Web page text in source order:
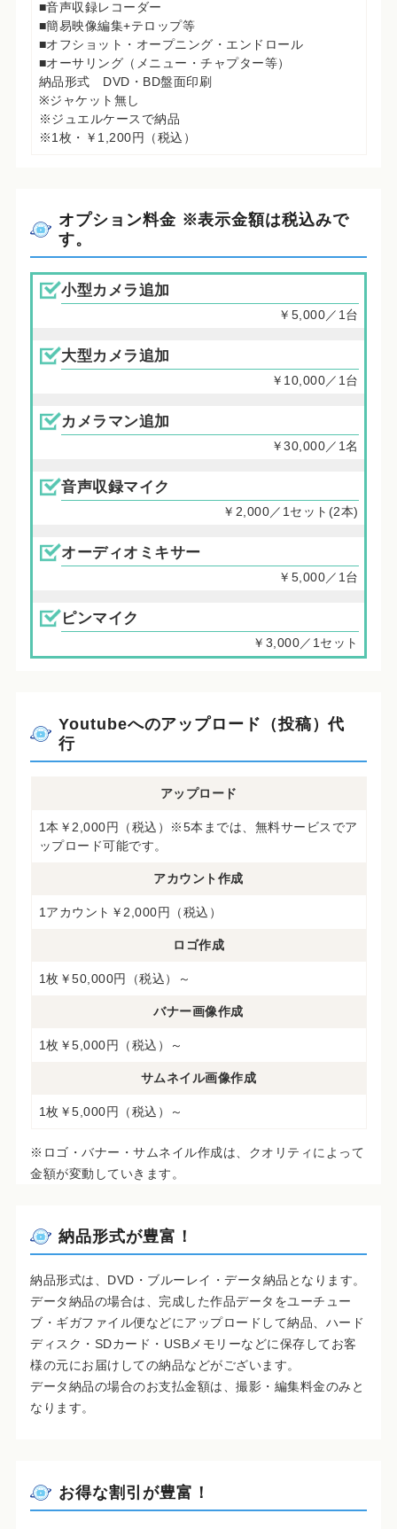
■音声収録レコーダー
■簡易映像編集+テロップ等
■オフショット・オープニング・エンドロール
■オーサリング（メニュー・チャプター等）
納品形式 DVD・BD盤面印刷
※ジャケット無し
※ジュエルケースで納品
※1枚・￥1,200円（税込）
オプション料金 ※表示金額は税込みで
す。
小型カメラ追加
￥5,000／1台
大型カメラ追加
￥10,000／1台
カメラマン追加
￥30,000／1名
音声収録マイク
￥2,000／1セット(2本)
オーディオミキサー
￥5,000／1台
ピンマイク
￥3,000／1セット
Youtubeへのアップロード（投稿）代
行
アップロード
1本￥2,000円（税込）※5本までは、無料サービスでア
ップロード可能です。
アカウント作成
1アカウント￥2,000円（税込）
ロゴ作成
1枚￥50,000円（税込）～
バナー画像作成
1枚￥5,000円（税込）～
サムネイル画像作成
1枚￥5,000円（税込）～
※ロゴ・バナー・サムネイル作成は、クオリティによって
金額が変動していきます。
納品形式が豊富！
納品形式は、DVD・ブルーレイ・データ納品となります。
データ納品の場合は、完成した作品データをユーチュー
ブ・ギガファイル便などにアップロードして納品、ハード
ディスク・SDカード・USBメモリーなどに保存してお客
様の元にお届けしての納品などがございます。
データ納品の場合のお支払金額は、撮影・編集料金のみと
なります。
お得な割引が豊富！